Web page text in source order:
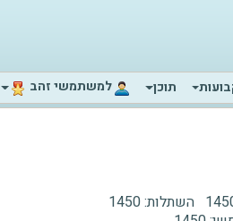
תוכן ‫למשתמשי זהב‬
השתלות:1450